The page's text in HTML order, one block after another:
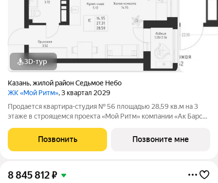
3D-тур
Казань,жилой район Седьмое Небо
ЖК «Мой Ритм», 3 квартал 2029
Продается квартира-студия № 56 площадью 28,59 кв.м на 3
этаже в строящемся проекта «Мой Ритм» компании «Ак Барс
стандарт динамичной жизни Казани. Точка притяжения сердца
города. Проект признан
Позвонить Позвоните мне
8 845 812₽